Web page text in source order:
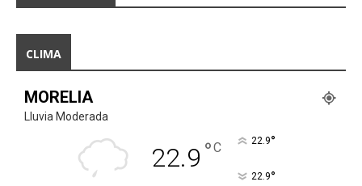
CLIMA
MORELIA
Lluvia Moderada
22.9 °C 22.9°
22.9°